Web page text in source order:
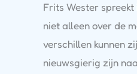
Frits Wester
niet alleen over de
verschillen kunnen
nieuwsgierig zijn